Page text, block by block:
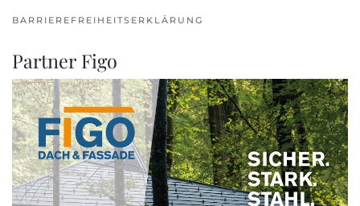
BARRIEREFREIHEITSERKLÄRUNG
Partner Figo